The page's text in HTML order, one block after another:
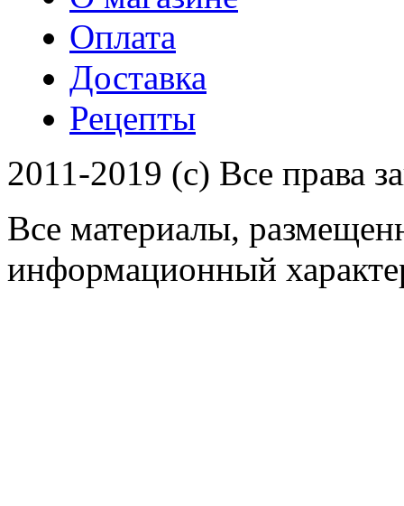
Оплата
Доставка
Рецепты
2011-2019 (c) Все права
Все материалы,
информационный